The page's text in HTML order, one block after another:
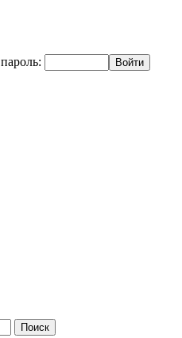
пароль: Войти
Поиск